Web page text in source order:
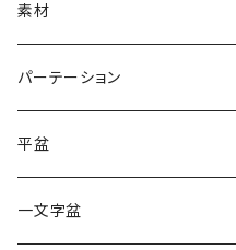
素材
パーテーション
平盆
一文字盆